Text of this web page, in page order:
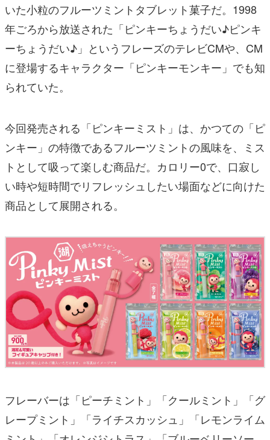
いた小粒のフルーツミントタブレット菓子だ。1998
年ごろから放送された「ピンキーちょうだい♪ピンキ
ーちょうだい♪」というフレーズのテレビCMや、CM
に登場するキャラクター「ピンキーモンキー」でも知
られていた。
今回発売される「ピンキーミスト」は、かつての「ピ
ンキー」の特徴であるフルーツミントの風味を、ミス
トとして吸って楽しむ商品だ。カロリー0で、口寂し
い時や短時間でリフレッシュしたい場面などに向けた
商品として展開される。
フレーバーは「ピーチミント」「クールミント」「グ
レープミント」「ライチスカッシュ」「レモンライム